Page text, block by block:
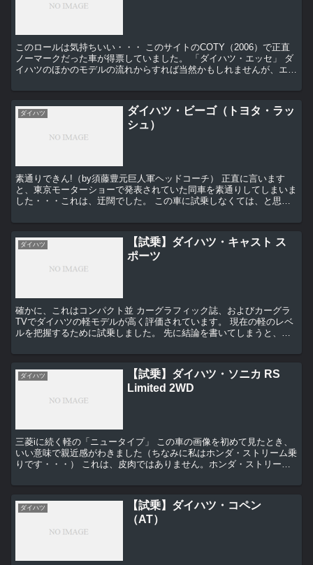
このロールは気持ちいい・・・ このサイトのCOTY（2006）で正直
ノーマークだった車が得票していました。 「ダイハツ・エッセ」 ダ
イハツのほかのモデルの流れからすれば当然かもしれませんが、エッ
ダイハツ
ダイハツ・ビーゴ（トヨタ・ラッ
シュ）
素通りできん!（by須藤豊元巨人軍ヘッドコーチ） 正直に言います
と、東京モーターショーで発表されていた同車を素通りしてしまいま
した・・・これは、迂闊でした。 この車に試乗しなくては、と思わ
ダイハツ
【試乗】ダイハツ・キャスト ス
ポーツ
確かに、これはコンパクト並 カーグラフィック誌、およびカーグラ
TVでダイハツの軽モデルが高く評価されています。 現在の軽のレベ
ルを把握するために試乗しました。 先に結論を書いてしまうと、次
ダイハツ
【試乗】ダイハツ・ソニカ RS
Limited 2WD
三菱iに続く軽の「ニュータイプ」 この車の画像を初めて見たとき、
いい意味で親近感がわきました（ちなみに私はホンダ・ストリーム乗
りです・・・） これは、皮肉ではありません。ホンダ・ストリーム
ダイハツ
【試乗】ダイハツ・コペン
（AT）